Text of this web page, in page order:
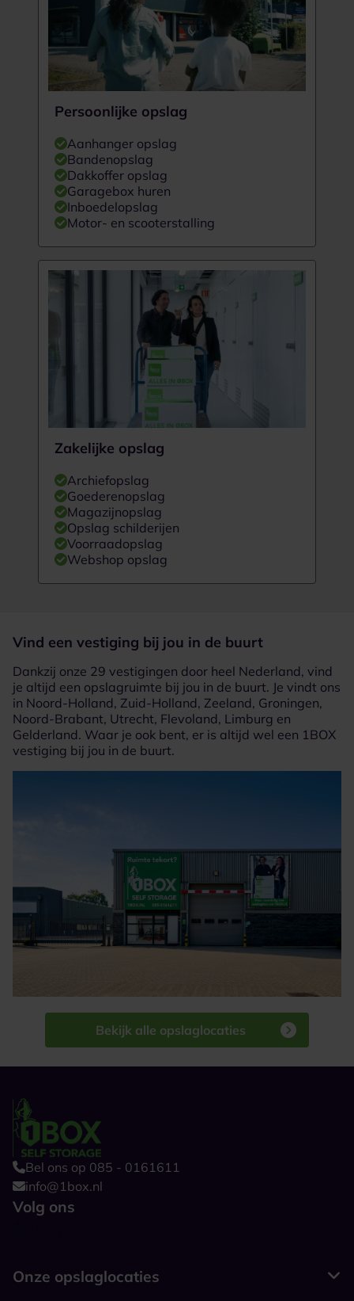
Persoonlijke opslag
Aanhanger opslag
Bandenopslag
Dakkoffer opslag
Garagebox huren
Inboedelopslag
Motor- en scooterstalling
Zakelijke opslag
Archiefopslag
Goederenopslag
Magazijnopslag
Opslag schilderijen
Voorraadopslag
Webshop opslag
Vind een vestiging bij jou in de buurt
Dankzij onze 29 vestigingen door heel Nederland, vind
je altijd een opslagruimte bij jou in de buurt. Je vindt ons
in Noord-Holland, Zuid-Holland, Zeeland, Groningen,
Noord-Brabant, Utrecht, Flevoland, Limburg en
Gelderland. Waar je ook bent, er is altijd wel een 1BOX
vestiging bij jou in de buurt.
Bekijk alle opslaglocaties
Bel ons op 085 - 0161611
info@1box.nl
Volg ons
Onze opslaglocaties